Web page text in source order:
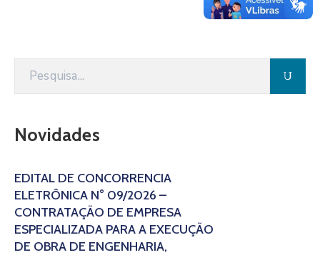
Novidades
EDITAL DE CONCORRÊNCIA
ELETRÔNICA N° 09/2026 –
CONTRATAÇÃO DE EMPRESA
ESPECIALIZADA PARA A EXECUÇÃO
DE OBRA DE ENGENHARIA,